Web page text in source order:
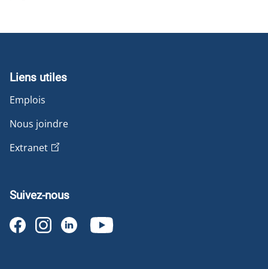
Liens utiles
Emplois
Nous joindre
Extranet
Suivez-nous